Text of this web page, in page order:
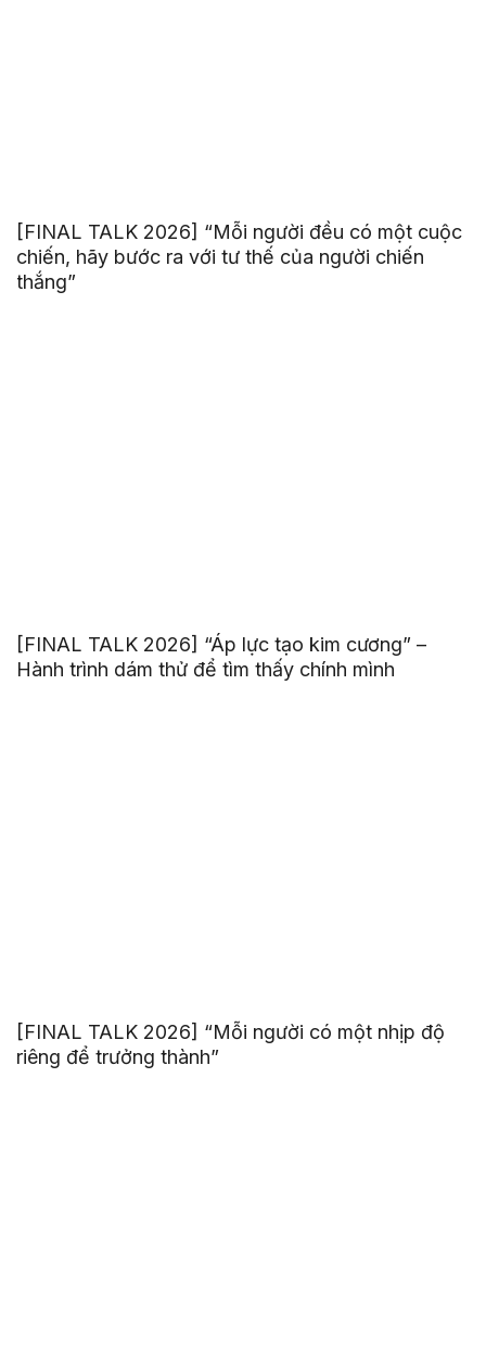
[FINAL TALK 2026] “Mỗi người đều có một cuộc
chiến, hãy bước ra với tư thế của người chiến
thắng”
[FINAL TALK 2026] “Áp lực tạo kim cương” –
Hành trình dám thử để tìm thấy chính mình
[FINAL TALK 2026] “Mỗi người có một nhịp độ
riêng để trưởng thành”